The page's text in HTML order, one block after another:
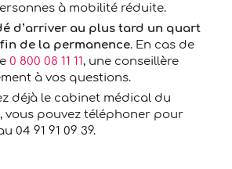
à mobilité réduite.
d’arriver au plus tard un quart
de la permanence. En cas de
0 800 08 11 11, une conseillère
à vos questions.
déjà le cabinet médical du
vous pouvez téléphoner pour
04 91 91 09 39.